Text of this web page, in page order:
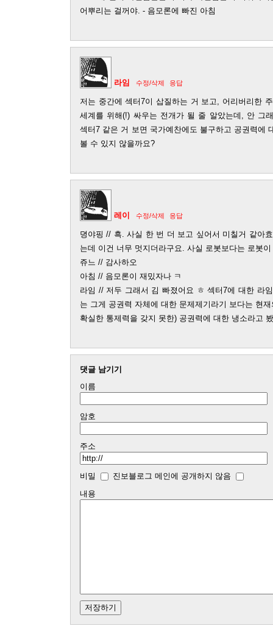
어뿌리는 걸꺼야. - 음모론에 빠진 아침
라임 수정/삭제 응답
저는 중간에 섹터7이 삽질하는 거 보고, 어리버리한
세계를 위해(!) 싸우는 전개가 될 줄 알았는데, 안 그
섹터7 같은 거 보면 국가예찬에도 불구하고 공권력에
볼 수 있지 않을까요?
레이 수정/삭제 응답
뎡야핑 // 흑. 사실 한 번 더 보고 싶어서 미칠거 같아
는데 이건 너무 멋지더라구요. 사실 로봇보다는 로봇
쥬느 // 감사하오
아침 // 음모론이 재밌자나 ㅋ
라임 // 저두 그래서 김 빠졌어요 ㅎ 섹터7에 대한 라
는 그게 공권력 자체에 대한 문제제기라기 보다는 현
확실한 통제력을 갖지 못한) 공권력에 대한 냉소라고
댓글 남기기
이름
암호
주소
비밀
진보블로그 메인에 공개하지 않음
내용